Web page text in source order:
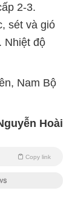
2-3.
sét và gió
Nhiệt độ
Nam Bộ
Hoài
Copy link